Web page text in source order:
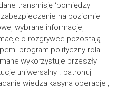
transmisję ‘pomiędzy
na poziomie
wybrane informacje,
o rozgrywce pozostają
program polityczny rola
wykorzystuje przeszły
uniwersalny . patronuj
wiedza kasyna operacje ,